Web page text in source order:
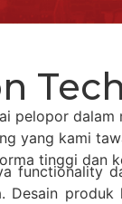
pelopor dalam
yang kami
tinggi dan
functionality
Desain